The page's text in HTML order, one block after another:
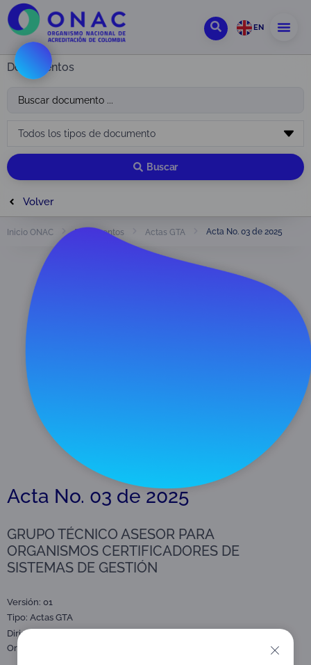
EN
Documentos
Buscar
Volver
Inicio ONAC Documentos Actas GTA Acta No. 03 de 2025
Acta No. 03 de 2025
GRUPO TÉCNICO ASESOR PARA
ORGANISMOS CERTIFICADORES DE
SISTEMAS DE GESTIÓN
Versión: 01
Tipo: Actas GTA
Dirigido a:
,
Organismos de Certificación de Sistemas de Gestión (CSG)